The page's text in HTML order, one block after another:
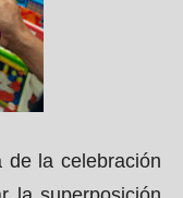
de la celebración